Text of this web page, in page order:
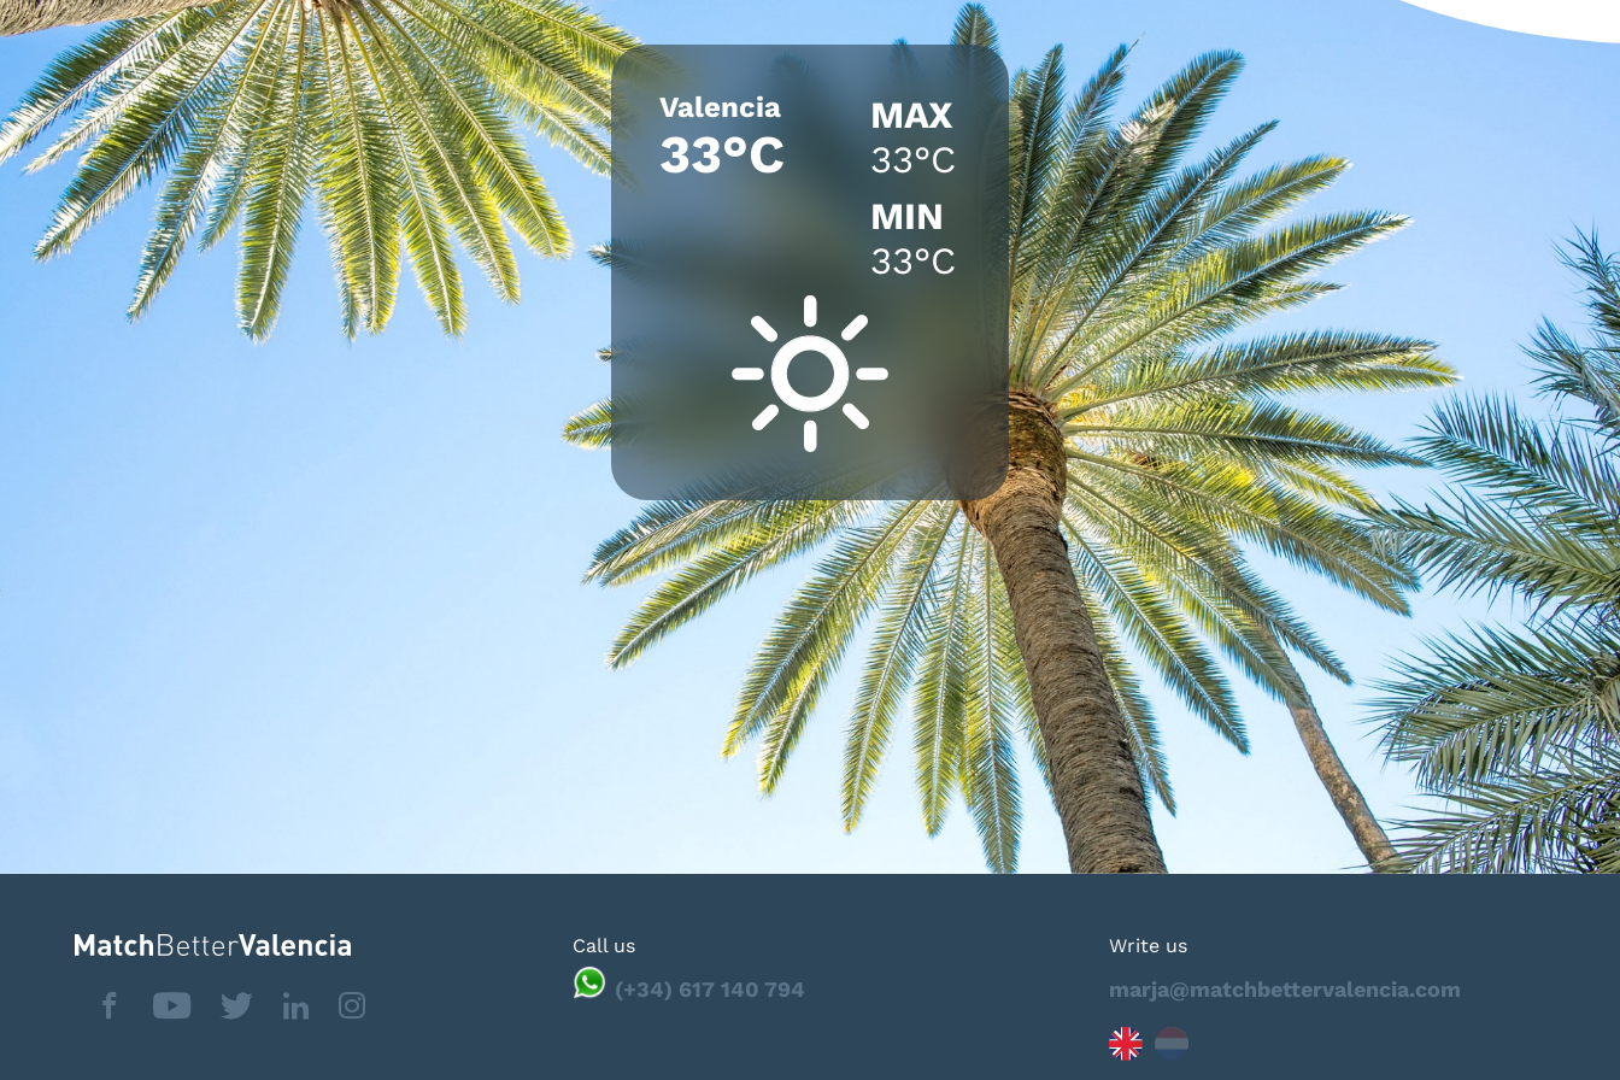
Valencia
33°C
MAX
33°C
MIN
33°C
Call us
(+34) 617 140 794
Write us
marja@matchbettervalencia.com